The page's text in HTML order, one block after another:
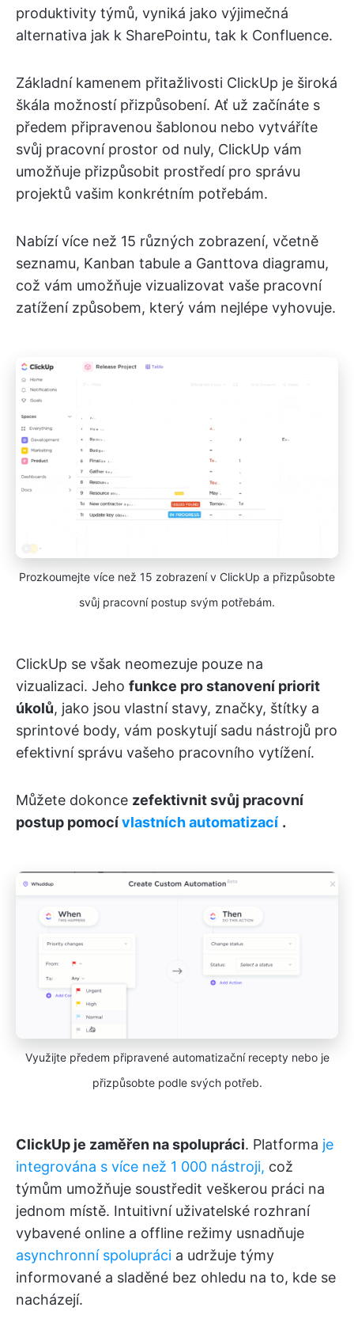
produktivity týmů, vyniká jako výjimečná
alternativa jak k SharePointu, tak k Confluence.
Základní kamenem přitažlivosti ClickUp je široká
škála možností přizpůsobení. Ať už začínáte s
předem připravenou šablonou nebo vytváříte
svůj pracovní prostor od nuly, ClickUp vám
umožňuje přizpůsobit prostředí pro správu
projektů vašim konkrétním potřebám.
Nabízí více než 15 různých zobrazení, včetně
seznamu, Kanban tabule a Ganttova diagramu,
což vám umožňuje vizualizovat vaše pracovní
zatížení způsobem, který vám nejlépe vyhovuje.
Prozkoumejte více než 15 zobrazení v ClickUp a přizpůsobte
svůj pracovní postup svým potřebám.
ClickUp se však neomezuje pouze na
vizualizaci. Jeho funkce pro stanovení priorit
úkolů, jako jsou vlastní stavy, značky, štítky a
sprintové body, vám poskytují sadu nástrojů pro
efektivní správu vašeho pracovního vytížení.
Můžete dokonce zefektivnit svůj pracovní
postup pomocívlastních automatizací .
Využijte předem připravené automatizační recepty nebo je
přizpůsobte podle svých potřeb.
ClickUp je zaměřen na spolupráci. Platforma je
integrována s více než 1 000 nástroji, což
týmům umožňuje soustředit veškerou práci na
jednom místě. Intuitivní uživatelské rozhraní
vybavené online a offline režimy usnadňuje
asynchronní spolupráci a udržuje týmy
informované a sladěné bez ohledu na to, kde se
nacházejí.